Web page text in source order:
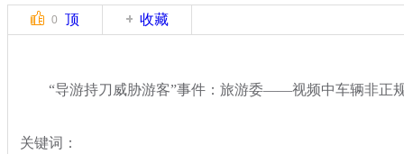
0 顶 收藏
“导游持刀威胁游客”事件：旅游委——视频中车辆非正
关键词：